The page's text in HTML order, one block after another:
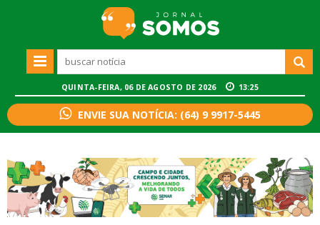
QUINTA-FEIRA, 06 DE AGOSTO DE 2026 13:25
ENVIE SUA NOTÍCIA: (64) 9 9917-5445